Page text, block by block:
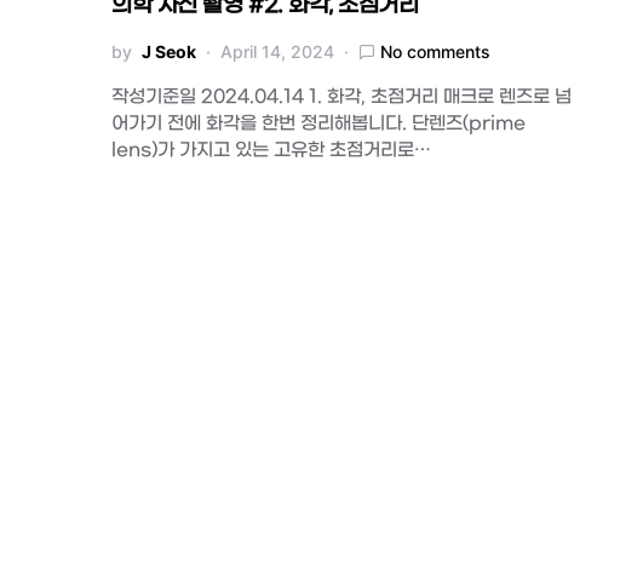
의학 사진 촬영 #2. 화각, 초점거리
by J Seok April 14, 2024 No comments
작성기준일 2024.04.14 1. 화각, 초점거리 매크로 렌즈로 넘
어가기 전에 화각을 한번 정리해봅니다. 단렌즈(prime
lens)가 가지고 있는 고유한 초점거리로…